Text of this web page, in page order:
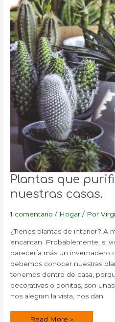
Plantas que
nuestras casas.
1 comentario / Hogar / Por
¿Tienes plantas de interior? A
encantan. Probablemente, si
parecería más un invernadero
debemos conocer nuestras
tenemos dentro de casa,
decorativas o bonitas, son
nos alegran la vista, nos dan
Plantas
Read More »